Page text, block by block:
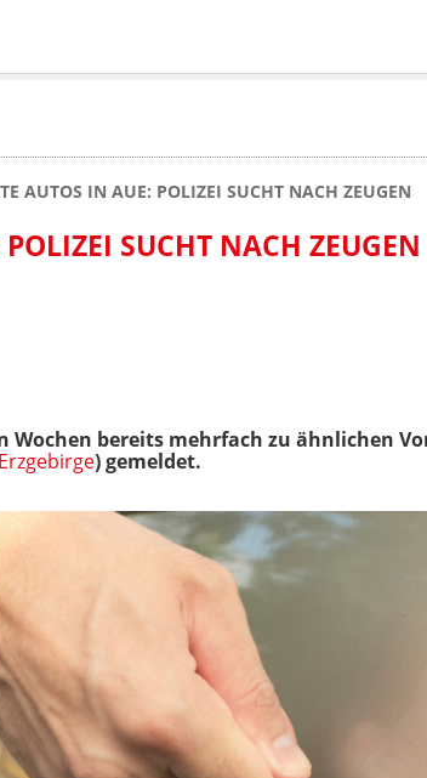
AUTOS IN AUE: POLIZEI SUCHT NACH ZEUGEN
SUCHT NACH ZEUGEN
Wochen bereits mehrfach zu ähnlichen
Erzgebirge) gemeldet.